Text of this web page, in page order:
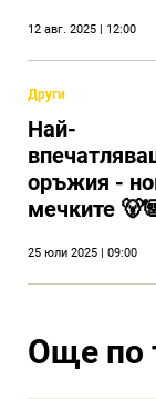
12 авг. 2025 | 12:00
Други
Най-
оръжия -
мечките
25 юли 2025 | 09:00
Още по